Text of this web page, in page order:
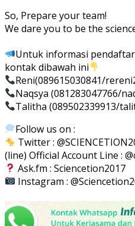
So, Prepare your team!
We dare you to be the
Untuk informasi
kontak dibawah ini
Reni(089615030841/
Naqsya (081283047766/
Talitha (089502339913/
Follow us on :
Twitter :
(line) Official Account Line :
Ask.fm : Sciencetion2017
Instagram :